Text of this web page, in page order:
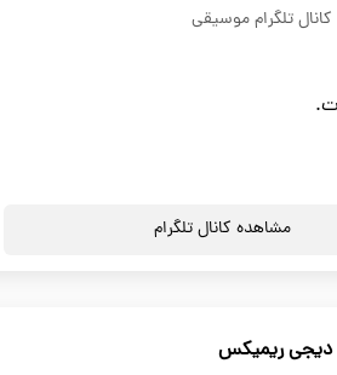
کانال تلگرام موسیقی
مشاهده کانال تلگرام
دیجی ریمیکس